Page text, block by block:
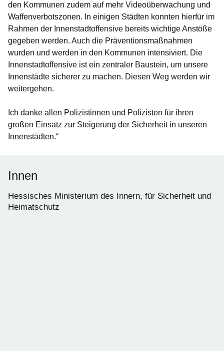
den Kommunen zudem auf mehr Videoüberwachung und
Waffenverbotszonen. In einigen Städten konnten hierfür im
Rahmen der Innenstadtoffensive bereits wichtige Anstöße
gegeben werden. Auch die Präventionsmaßnahmen
wurden und werden in den Kommunen intensiviert. Die
Innenstadtoffensive ist ein zentraler Baustein, um unsere
Innenstädte sicherer zu machen. Diesen Weg werden wir
weitergehen.
Ich danke allen Polizistinnen und Polizisten für ihren
großen Einsatz zur Steigerung der Sicherheit in unseren
Innenstädten.“
Innen
Hessisches Ministerium des Innern, für Sicherheit und
Heimatschutz